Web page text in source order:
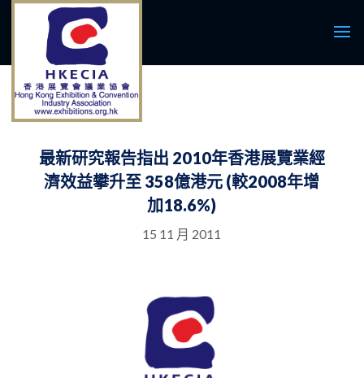
最新研究報告指出 2010年香港展覽業經
濟效益攀升至 358億港元 (較2008年增
加18.6%)
15 11 月 2011